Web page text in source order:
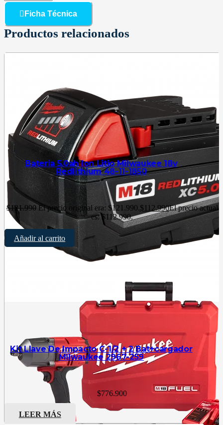
Ficha Técnica
Productos relacionados
Bateria 5.0ah Ion Litio Milwaukee 18v
Redlithium 48-11-1850
$121.990 El precio original era: $121.990.$112.990El precio actual
es: $112.990.
Añadir al carrito
Kit Llave De Impacto C-1/2 + 2 Bat+cargador
Milwaukee 2967-259
$776.900
LEER MÁS